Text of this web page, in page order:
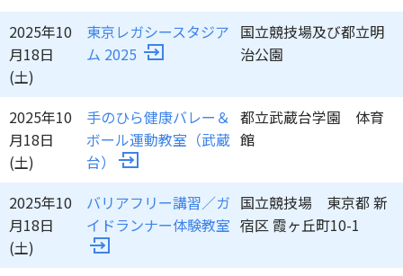
2025年10
月18日
(土)
東京レガシースタジア
ム 2025
国立競技場及び都立明
治公園
2025年10
月18日
(土)
手のひら健康バレー＆
ボール運動教室（武蔵
台）
都立武蔵台学園 体育
館
2025年10
月18日
(土)
バリアフリー講習／ガ
イドランナー体験教室
国立競技場 東京都 新
宿区 霞ヶ丘町10-1